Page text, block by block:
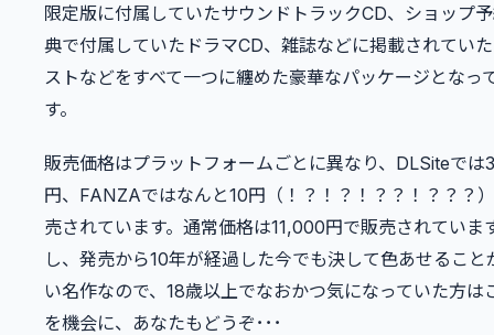
限定版に付属していたサウンドトラックCD、ショップ
典で付属していたドラマCD、雑誌などに掲載されてい
ストなどをすべて一つに纏めた豪華なパッケージとなっ
す。
販売価格はプラットフォームごとに異なり、DLSiteでは
円、FANZAではなんと10円（！？！？！？？！？？？
売されています。通常価格は11,000円で販売されていま
し、発売から10年が経過した今でも決して色あせること
い名作なので、18歳以上でなおかつ気になっていた方は
を機会に、あなたもどうぞ･･･